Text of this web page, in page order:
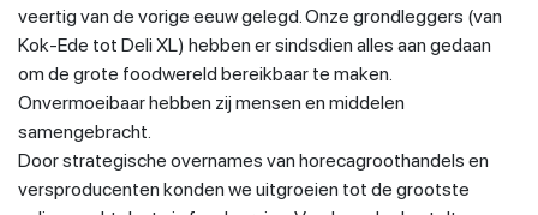
veertig van de vorige eeuw gelegd. Onze grondleggers (van
Kok-Ede tot Deli XL) hebben er sindsdien alles aan gedaan
om de grote foodwereld bereikbaar te maken.
Onvermoeibaar hebben zij mensen en middelen
samengebracht.
Door strategische overnames van horecagroothandels en
versproducenten konden we uitgroeien tot de grootste